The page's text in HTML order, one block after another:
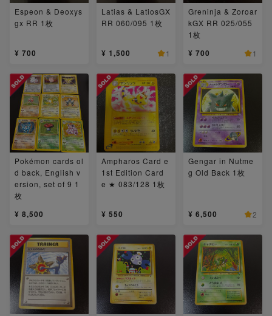
Espeon & Deoxys
gx RR 1枚
¥ 700
Latias & LatiosGX
RR 060/095 1枚
¥ 1,500 1
Greninja & Zoroar
kGX RR 025/055
1枚
¥ 700 1
Pokémon cards ol
d back, English v
ersion, set of 9 1
枚
¥ 8,500
Ampharos Card e
1st Edition Card
e ★ 083/128 1枚
¥ 550
Gengar in Nutme
g Old Back 1枚
¥ 6,500 2